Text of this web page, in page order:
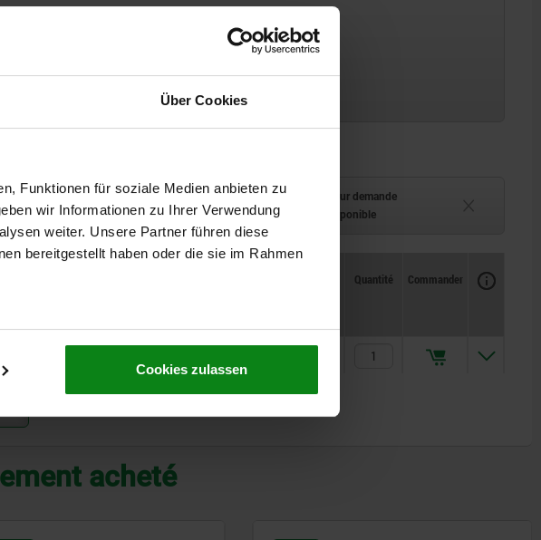
Über Cookies
Funktionen für soziale Medien anbieten zu
wir Informationen zu Ihrer Verwendung
weiter. Unsere Partner führen diese
bereitgestellt haben oder die sie im Rahmen
Cookies zulassen
Expédié immédiatement (en stock)
Délai de livraison sur demande
Expédition sous 1 à 2 semaines
Actuellement indisponible
Quantité Commander
acheté